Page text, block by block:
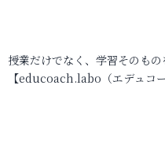
授業だけでなく、学習そのも
【educoach.labo（エデュコ